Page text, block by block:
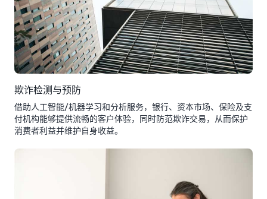
欺诈检测与预防
借助人工智能/机器学习和分析服务，银行、资本市场、保险及支
付机构能够提供流畅的客户体验，同时防范欺诈交易，从而保护
消费者利益并维护自身收益。